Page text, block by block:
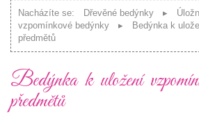
Nacházíte se: Dřevěné bedýnky
vzpomínkové bedýnky
Bedýnka k
předmětů
Bedýnka k uložení
předmětů